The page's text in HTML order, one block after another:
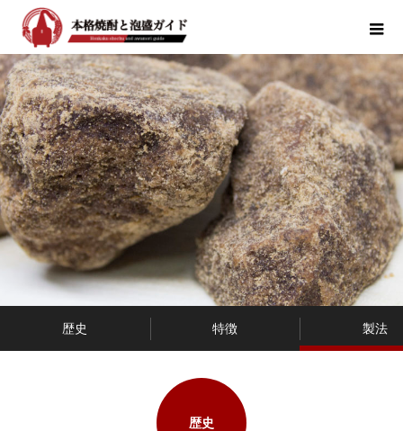
本格焼酎&泡盛を知る
歴史 特徴 製法
歴史